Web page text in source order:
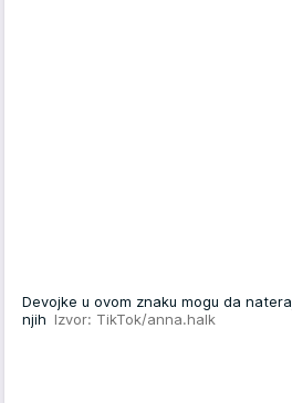
Devojke u ovom znaku mogu da
njih Izvor: TikTok/anna.halk